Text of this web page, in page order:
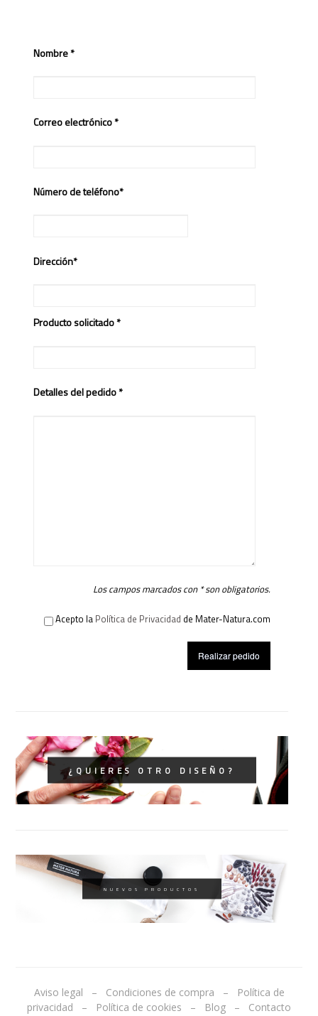
Nombre *
Correo electrónico *
Número de teléfono*
Dirección*
Producto solicitado *
Detalles del pedido *
Los campos marcados con * son obligatorios.
Acepto la Política de Privacidad de Mater-Natura.com
¿QUIERES OTRO DISEÑO?
NUEVOS PRODUCTOS
Aviso legal – Condiciones de compra –
Política de
privacidad – Política de cookies – Blog – Contacto